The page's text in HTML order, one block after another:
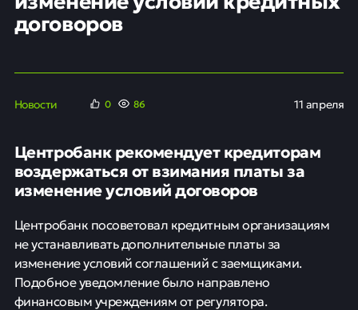
договоров
Новости 0 86 11 апреля
Центробанк рекомендует кредиторам
воздержаться от взимания платы за
изменение условий договоров
Центробанк посоветовал кредитным организациям
не устанавливать дополнительные платы за
изменение условий соглашений с заемщиками.
Подобное уведомление было направлено
финансовым учреждениям от регулятора.